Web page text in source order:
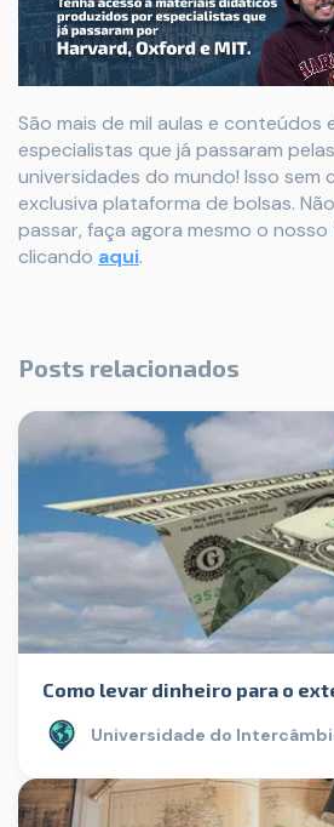
São mais de mil aulas e conteúdos
especialistas que já passaram
universidades do mundo! Isso sem
exclusiva plataforma de bolsas.
passar, faça agora mesmo o
clicando aqui.
Posts relacionados
Como levar dinheiro para o
Universidade do